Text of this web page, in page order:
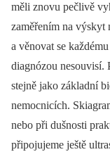
měli znovu pečlivě
zaměřením na
a věnovat se
diagnózou nesouvisí.
stejně jako základní
nemocnicích.
nebo při dušnosti
připojujeme ještě